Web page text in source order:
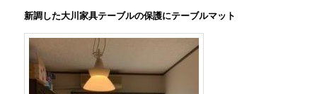
新調した大川家具テーブルの保護にテーブルマット